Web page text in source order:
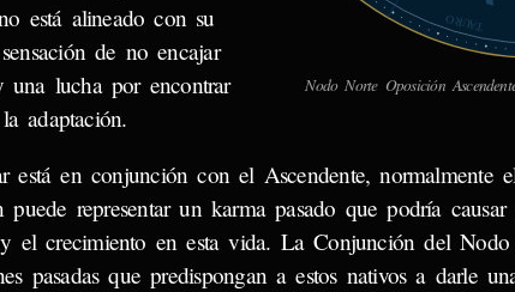
TAURO
Nodo Norte Oposición
está alineado con su
de no encajar
una lucha por encontrar
adaptación.
en conjunción con el Ascendente, normalmente
representar un karma pasado que podría
el crecimiento en esta vida. La Conjunción del
pasadas que predispongan a estos nativos a darle